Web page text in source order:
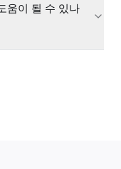
움이 될 수 있나